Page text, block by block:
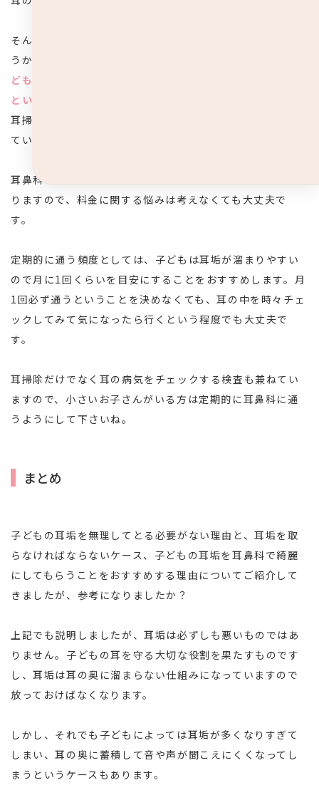
そんな風に考えているママやパパは多いのではないでしょ
うか？しかし、この点は安心してもらって構いません。
どもの耳掃除のためだけに、定期的に耳鼻科に通っている
という方はとても多い
耳掃除のためだけに来ないでほしいなんてことは一切考え
ていません。
耳鼻科で行う耳掃除は耳のトラブルなので保険適応内とな
りますので、料金に関する悩みは考えなくても大丈夫で
す。
定期的に通う頻度としては、子どもは耳垢が溜まりやすい
ので月に1回くらいを目安にすることをおすすめします。月
1回必ず通うということを決めなくても、耳の中を時々チェ
ックしてみて気になったら行くという程度でも大丈夫で
す。
耳掃除だけでなく耳の病気をチェックする検査も兼ねてい
ますので、小さいお子さんがいる方は定期的に耳鼻科に通
うようにして下さいね。
まとめ
子どもの耳垢を無理してとる必要がない理由と、耳垢を取
らなければならないケース、子どもの耳垢を耳鼻科で綺麗
にしてもらうことをおすすめする理由についてご紹介して
きましたが、参考になりましたか？
上記でも説明しましたが、耳垢は必ずしも悪いものではあ
りません。子どもの耳を守る大切な役割を果たすものです
し、耳垢は耳の奥に溜まらない仕組みになっていますので
放っておけばなくなります。
しかし、それでも子どもによっては耳垢が多くなりすぎて
しまい、耳の奥に蓄積して音や声が聞こえにくくなってし
まうというケースもあります。